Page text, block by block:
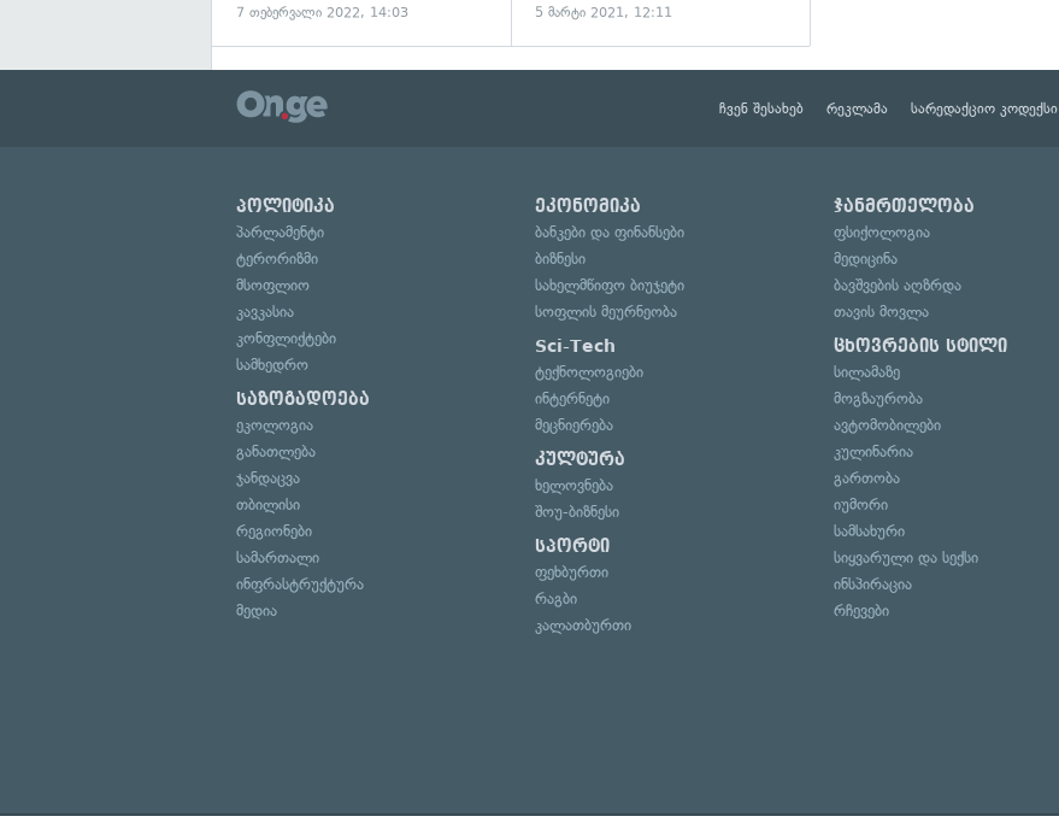
7 თებერვალი 2022, 14:03 5 მარტი 2021, 12:11
ჩვენ შესახებ რეკლამა სარედაქციო კოდექსი
პოლიტიკა
პარლამენტი
ტერორიზმი
მსოფლიო
კავკასია
კონფლიქტები
სამხედრო
საზოგადოება
ეკოლოგია
განათლება
ჯანდაცვა
თბილისი
რეგიონები
სამართალი
ინფრასტრუქტურა
მედია
ეკონომიკა
ბანკები და ფინანსები
ბიზნესი
სახელმწიფო ბიუჯეტი
სოფლის მეურნეობა
Sci-Tech
ტექნოლოგიები
ინტერნეტი
მეცნიერება
კულტურა
ხელოვნება
შოუ-ბიზნესი
სპორტი
ფეხბურთი
რაგბი
კალათბურთი
ჯანმრთელობა
ფსიქოლოგია
მედიცინა
ბავშვების აღზრდა
თავის მოვლა
ცხოვრების სტილი
სილამაზე
მოგზაურობა
ავტომობილები
კულინარია
გართობა
იუმორი
სამსახური
სიყვარული და სექსი
ინსპირაცია
რჩევები